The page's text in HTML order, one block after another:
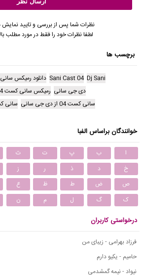
نظرات شما پس از بررسی و تایید
لطفا نظرات خود را فقط در مورد مطلب
برچسب ها
Dj Sani
Sani Cast 04 دانلود رمیکس سانی کست 04
دی جی سانی رمیکس سانی کست 04 از دی جی سانی
سانی کست 04 از دی جی سانی
سانی کست 04
خوانندگان براساس الفبا
ا ب پ ت ث
خ
د ذ ر ز
ص
ض ط ظ ع
ک
گ ل م ن
درخواستی کاربران
فرزاد بهرامی - زیبای من
حامیم - یکیو دارم
نیواد - نیمه گمشدمی